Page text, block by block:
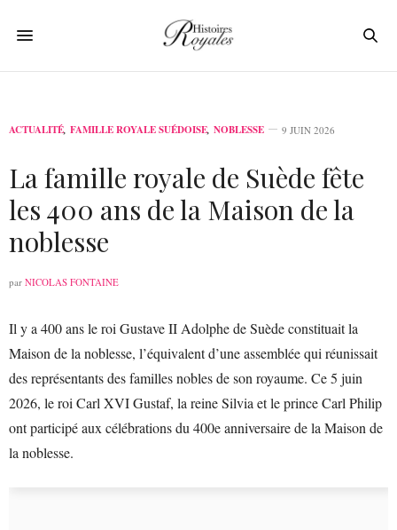
ACTUALITÉ, FAMILLE ROYALE SUÉDOISE, NOBLESSE 9 JUIN 2026
La famille royale de Suède fête
les 400 ans de la Maison de la
noblesse
par NICOLAS FONTAINE
Il y a 400 ans le roi Gustave II Adolphe de Suède constituait la
Maison de la noblesse, l’équivalent d’une assemblée qui réunissait
des représentants des familles nobles de son royaume. Ce 5 juin
2026, le roi Carl XVI Gustaf, la reine Silvia et le prince Carl Philip
ont participé aux célébrations du 400e anniversaire de la Maison de
la noblesse.